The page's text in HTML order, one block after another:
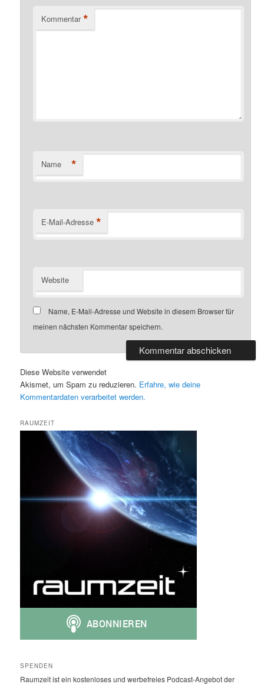
Kommentar *
Name *
E-Mail-Adresse *
Website
Name, E-Mail-Adresse und Website in diesem Browser für
meinen nächsten Kommentar speichern.
Diese Website verwendet
Akismet, um Spam zu reduzieren. Erfahre, wie deine
Kommentardaten verarbeitet werden.
RAUMZEIT
SPENDEN
Raumzeit ist ein kostenloses und werbefreies Podcast-Angebot der